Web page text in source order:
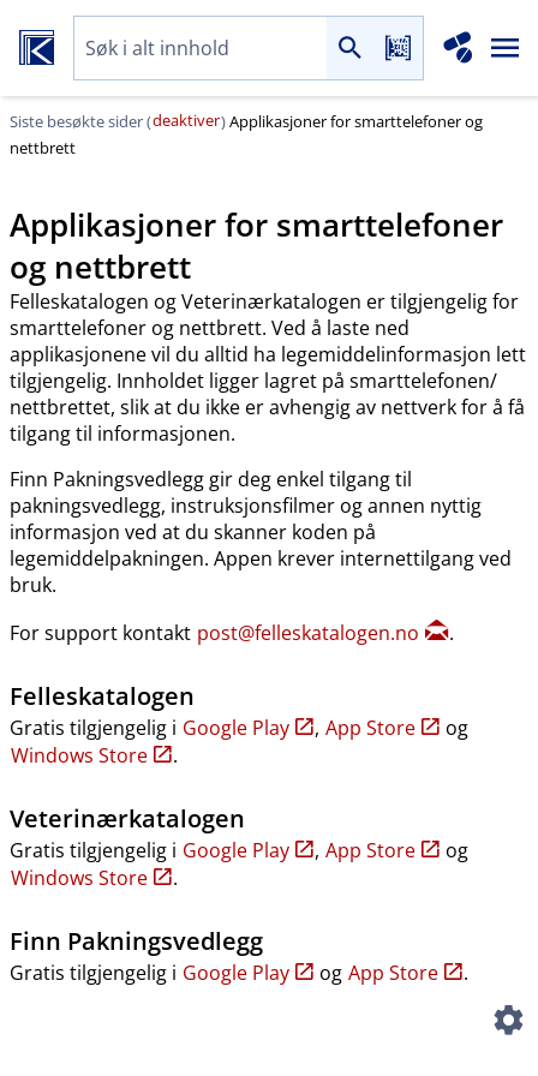
Siste besøkte sider (deaktiver)Applikasjoner for smarttelefoner og
nettbrett
Applikasjoner for smarttelefoner
og nettbrett
Felleskatalogen og Veterinærkatalogen er tilgjengelig for
smarttelefoner og nettbrett. Ved å laste ned
applikasjonene vil du alltid ha legemiddelinformasjon lett
tilgjengelig. Innholdet ligger lagret på smarttelefonen​/​
nettbrettet, slik at du ikke er avhengig av nettverk for å få
tilgang til informasjonen.
Finn Pakningsvedlegg gir deg enkel tilgang til
pakningsvedlegg, instruksjonsfilmer og annen nyttig
informasjon ved at du skanner koden på
legemiddelpakningen. Appen krever internettilgang ved
bruk.
For support kontakt post@felleskatalogen.no .
Felleskatalogen
Gratis tilgjengelig i Google Play , App Store
og
Windows Store
.
Veterinærkatalogen
Gratis tilgjengelig i Google Play , App Store
og
Windows Store
.
Finn Pakningsvedlegg
Gratis tilgjengelig i Google Play og App Store .